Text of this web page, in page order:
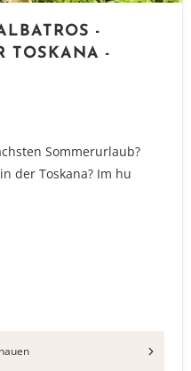
-
TOSKANA -
Sommerurlaub?
der Toskana? Im hu